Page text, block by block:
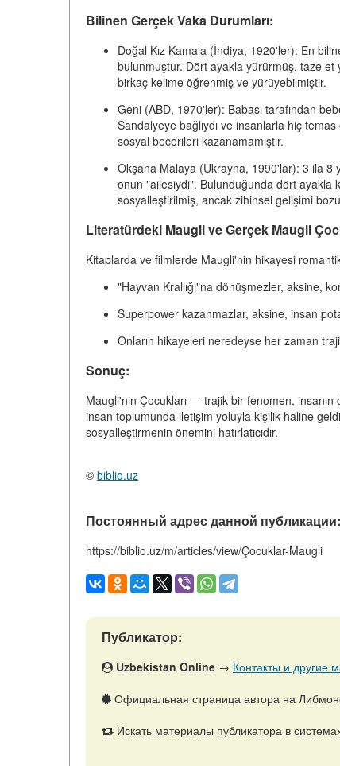
Bilinen Gerçek Vaka Durumları:
Doğal Kız Kamala (İndiya, 1920'ler): En
bulunmuştur. Dört ayakla yürürmüş, taze et
birkaç kelime öğrenmiş ve yürüyebilmiştir.
Geni (ABD, 1970'ler): Babası tarafından
Sandalyeye bağlıydı ve insanlarla hiç
sosyal becerileri kazanamamıştır.
Okşana Malaya (Ukrayna, 1990'lar): 3 ila 8
onun "ailesiydi". Bulunduğunda dört ayakla
sosyalleştirilmiş, ancak zihinsel gelişimi
Literatürdeki Maugli ve Gerçek Maugli
Kitaplarda ve filmlerde Maugli'nin hikayesi
"Hayvan Krallığı"na dönüşmezler, aksine,
Superpower kazanmazlar, aksine, insan
Onların hikayeleri neredeyse her zaman
Sonuç:
Maugli'nin Çocukları — trajik bir fenomen, insanın
insan toplumunda iletişim yoluyla kişilik haline
sosyalleştirmenin önemini hatırlatıcıdır.
© biblio.uz
Постоянный адрес данной публикации:
https://biblio.uz/m/articles/view/Çocuklar-Maugli
Публикатор:
Uzbekistan Online → Контакты и другие
Официальная страница автора на
Искать материалы публикатора в